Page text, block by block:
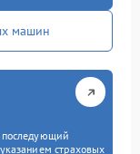
машин
последующий
страховых